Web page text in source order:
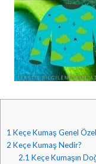
1 Keçe Kumaş Genel
2 Keçe Kumaş Nedir?
2.1 Keçe Kumaşın